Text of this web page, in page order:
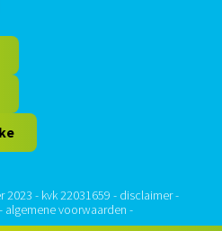
2023 - kvk 22031659 - disclaimer-
- algemene voorwaarden -